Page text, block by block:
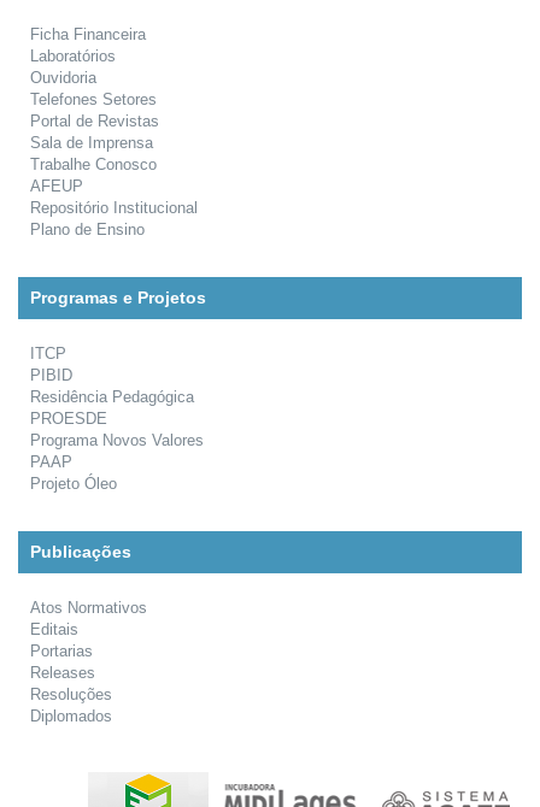
Ficha Financeira
Laboratórios
Ouvidoria
Telefones Setores
Portal de Revistas
Sala de Imprensa
Trabalhe Conosco
AFEUP
Repositório Institucional
Plano de Ensino
Programas e Projetos
ITCP
PIBID
Residência Pedagógica
PROESDE
Programa Novos Valores
PAAP
Projeto Óleo
Publicações
Atos Normativos
Editais
Portarias
Releases
Resoluções
Diplomados